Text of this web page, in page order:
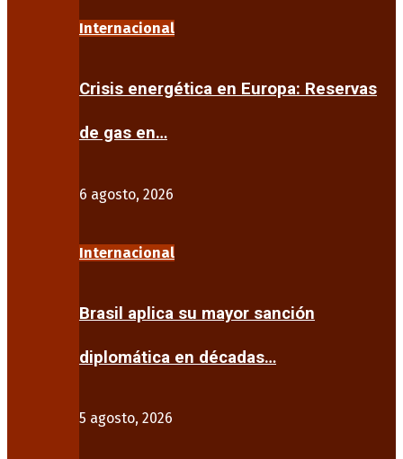
Internacional
Crisis energética en Europa: Reservas
de gas en…
6 agosto, 2026
Internacional
Brasil aplica su mayor sanción
diplomática en décadas…
5 agosto, 2026